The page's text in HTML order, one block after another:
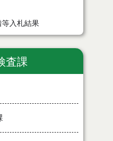
入札結果
査課